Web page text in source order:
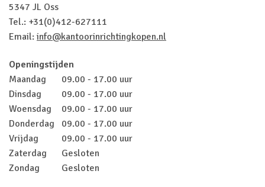
5347 JL Oss
Tel.: +31(0)412-627111
Email: info@kantoorinrichtingkopen.nl
Openingstijden
Maandag
09.00 - 17.00 uur
Dinsdag
09.00 - 17.00 uur
Woensdag
09.00 - 17.00 uur
Donderdag 09.00 - 17.00 uur
Vrijdag
09.00 - 17.00 uur
Zaterdag
Gesloten
Zondag
Gesloten